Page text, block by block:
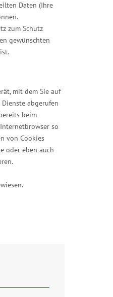
Daten (Ihre
zum Schutz
gewünschten
mit dem Sie auf
abgerufen
beim
so
von Cookies
oder eben auch